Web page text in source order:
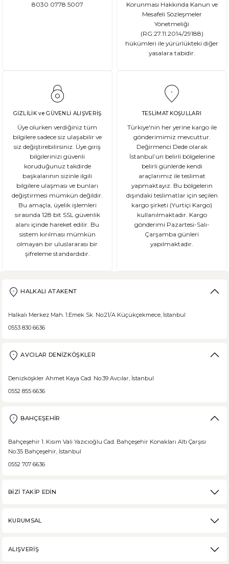
Ata tohum, tarımda kullanılan ve genetik olarak değişmemiş olan
Glutensiz Yaşamın Temelleri: Gluten Nedir ve Neden Önemlidir?
DEVAMI
Ekşi Mayalı Ekmek Tüketmemiz için 10 Neden
Ekmek ve ekmek ürünleri için sağlıklı olmadıklarına dair kötü bir
DEVAMI
Şeker Hastaları Hangi Tür Ekmekleri Tüketmelidir?
DEVAMI
Borodinsky Rus Ekmeği, rus siyah çavdar ekmeği olarak da bilinir.
DEVAMI
Medovik, Slav mutfağından dünyaya yayılmış bir pastadır. Eski
Karabuğday, son zamanlarda sağlıklı beslenme trendinin
8030 0778 5007
Korunması Hakkında Kanun ve
Mesafeli Sözleşmeler
Yönetmeliği
(RG:27.11.2014/29188)
hükümleri ile yürürlükteki diğer
yasalara tabidir.
GİZLİLİK ve GÜVENLİ ALIŞVERİŞ
Üye olurken verdiğiniz tüm
bilgilere sadece siz ulaşabilir ve
siz değiştirebilirsiniz. Üye giriş
bilgilerinizi güvenli
koruduğunuz takdirde
başkalarının sizinle ilgili
bilgilere ulaşması ve bunları
değiştirmesi mümkün değildir.
Bu amaçla, üyelik işlemleri
sırasında 128 bit SSL güvenlik
alanı içinde hareket edilir. Bu
sistem kırılması mümkün
olmayan bir uluslararası bir
şifreleme standardıdır.
TESLİMAT KOŞULLARI
Türkiye'nin her yerine kargo ile
gönderimimiz mevcuttur.
Değirmenci Dede olarak
İstanbul’un belirli bölgelerine
belirli günlerde kendi
araçlarımız ile teslimat
yapmaktayız. Bu bölgelerin
dışındaki teslimatlar için seçilen
kargo şirketi (Yurtiçi Kargo)
kullanılmaktadır. Kargo
gönderimi Pazartesi-Salı-
Çarşamba günleri
yapılmaktadır.
HALKALI ATAKENT
Halkalı Merkez Mah. 1.Emek Sk. No:21/A Küçükçekmece, İstanbul
0553 830 6636
AVCILAR DENİZKÖŞKLER
Denizköşkler Ahmet Kaya Cad. No:39 Avcılar, İstanbul
0552 855 6636
BAHÇEŞEHİR
Bahçeşehir 1. Kısım Vali Yazıcıoğlu Cad. Bahçeşehir Konakları Altı Çarşısı
No:35 Bahçeşehir, İstanbul
0552 707 6636
BİZİ TAKİP EDİN
KURUMSAL
ALIŞVERİŞ